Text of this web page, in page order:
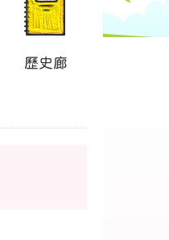
歷史廊